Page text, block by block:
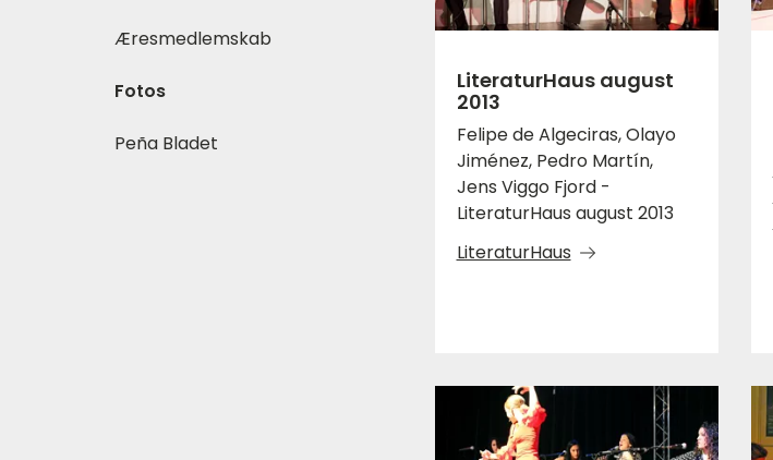
Æresmedlemskab
Fotos
Peña Bladet
LiteraturHaus august
2013
Felipe de Algeciras, Olayo
Jiménez, Pedro Martín,
Jens Viggo Fjord -
LiteraturHaus august 2013
LiteraturHaus